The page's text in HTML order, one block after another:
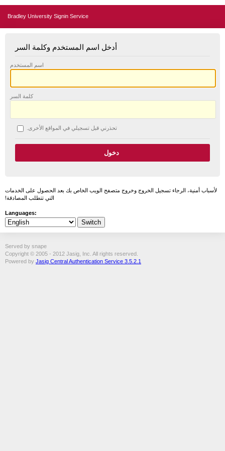
Bradley University Signin Service
أدخل اسم المستخدم وكلمة السر
اسم المستخدم
كلمة السر
تحذرني قبل تسجيلي في المواقع الأخرى.
لأسباب أمنية، الرجاء تسجيل الخروج وخروج متصفح الويب الخاص بك بعد الحصول على الخدمات
التي تتطلب المصادقة!
Languages:
Served by snape
Copyright © 2005 - 2012 Jasig, Inc. All rights reserved.
Powered by Jasig Central Authentication Service 3.5.2.1